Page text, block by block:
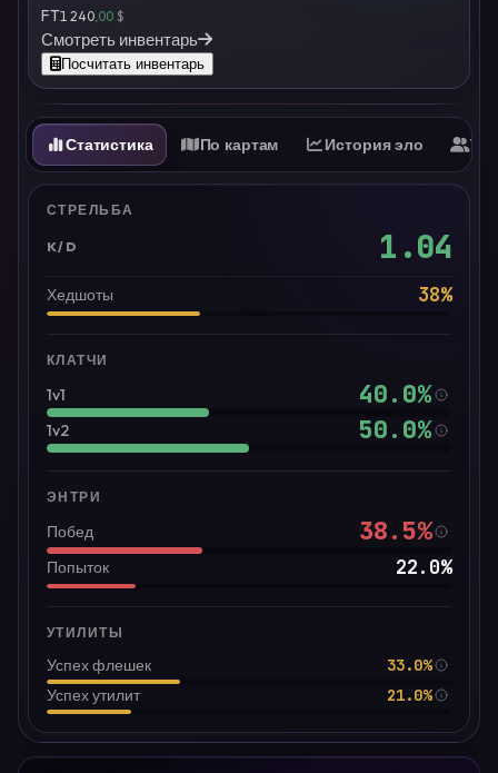
FT1 240 ,00 $
Смотреть инвентарь
Посчитать инвентарь
Статистика По картам История эло
СТРЕЛЬБА
K/D 1.04
Хедшоты 38%
КЛАТЧИ
1v1 40.0%
1v2 50.0%
ЭНТРИ
Побед 38.5%
Попыток 22.0%
УТИЛИТЫ
Успех флешек
33.0%
Успех утилит
21.0%